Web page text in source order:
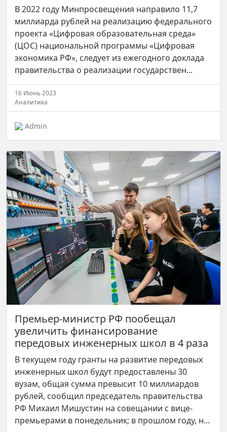
В 2022 году Минпросвещения направило 11,7
миллиарда рублей на реализацию федерального
проекта «Цифровая образовательная среда»
(ЦОС) национальной программы «Цифровая
экономика РФ», следует из ежегодного доклада
правительства о реализации государствен...
16 Июнь 2023
Аналитика
Admin
Премьер-министр РФ пообещал
увеличить финансирование
передовых инженерных школ в 4 раза
В текущем году гранты на развитие передовых
инженерных школ будут предоставлены 30
вузам, общая сумма превысит 10 миллиардов
рублей, сообщил председатель правительства
РФ Михаил Мишустин на совещании с вице-
премьерами в понедельник; в прошлом году, н...